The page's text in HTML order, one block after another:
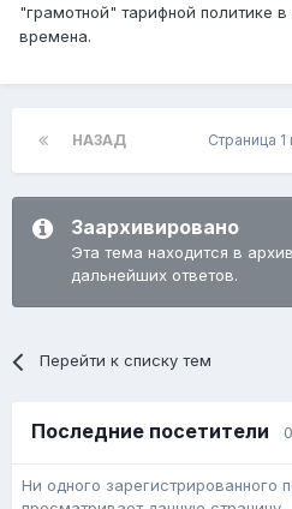
"грамотной" тарифной политике
времена.
НАЗАД Страница 1
Заархивировано
Эта тема находится в
дальнейших ответов.
Перейти к списку тем
Последние посетители
Ни одного зарегистрированного